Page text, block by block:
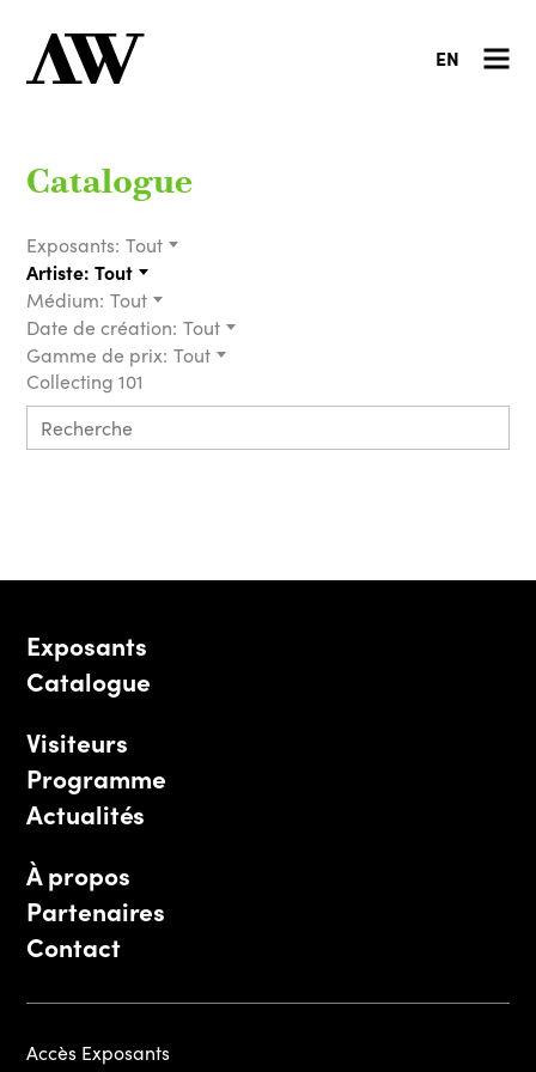
EN
Catalogue
Exposants: Tout
Artiste: Tout
Médium: Tout
Date de création: Tout
Gamme de prix: Tout
Collecting 101
Exposants
Catalogue
Visiteurs
Programme
Actualités
À propos
Partenaires
Contact
Accès Exposants